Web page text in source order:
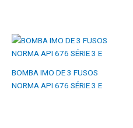
BOMBA IMO DE 3 FUSOS
NORMA API 676 SÉRIE 3 E